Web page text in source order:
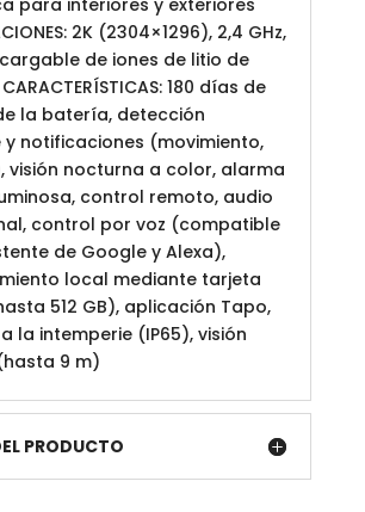
para interiores y exteriores
2K (2304×1296), 2,4 GHz,
de iones de litio de
180 días de
la batería, detección
y notificaciones (movimiento,
visión nocturna a color, alarma
control remoto, audio
control por voz (compatible
de Google y Alexa),
local mediante tarjeta
512 GB), aplicación Tapo,
la intemperie (IP65), visión
9 m)
PRODUCTO